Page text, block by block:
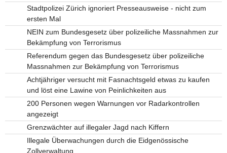
Stadtpolizei Zürich ignoriert Presseausweise - nicht zum
ersten Mal
NEIN zum Bundesgesetz über polizeiliche Massnahmen zur
Bekämpfung von Terrorismus
Referendum gegen das Bundesgesetz über polizeiliche
Massnahmen zur Bekämpfung von Terrorismus
Achtjähriger versucht mit Fasnachtsgeld etwas zu kaufen
und löst eine Lawine von Peinlichkeiten aus
200 Personen wegen Warnungen vor Radarkontrollen
angezeigt
Grenzwächter auf illegaler Jagd nach Kiffern
Illegale Überwachungen durch die Eidgenössische
Zollverwaltung